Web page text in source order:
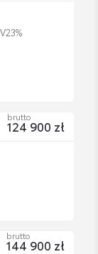
brutto
124 900 zł
brutto
144 900 zł